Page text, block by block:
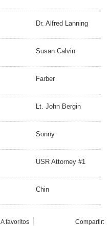
Dr. Alfred Lanning
Susan Calvin
Farber
Lt. John Bergin
Sonny
USR Attorney #1
Chin
Compartir:
A favoritos